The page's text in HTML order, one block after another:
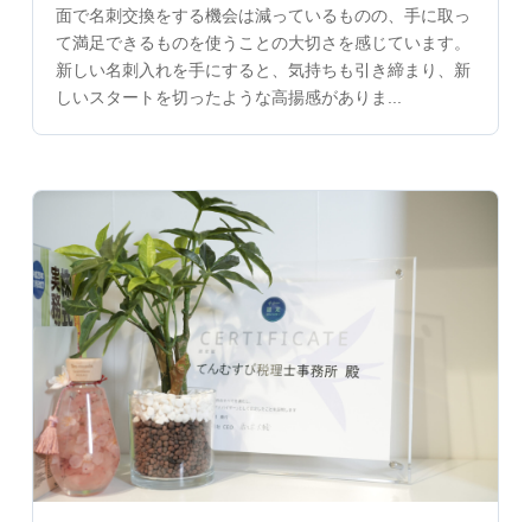
面で名刺交換をする機会は減っているものの、手に取っ
て満足できるものを使うことの大切さを感じています。
新しい名刺入れを手にすると、気持ちも引き締まり、新
しいスタートを切ったような高揚感がありま...